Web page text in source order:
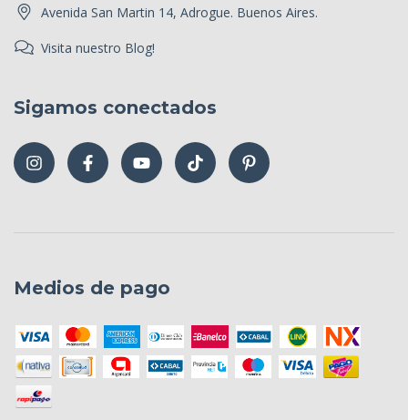
Avenida San Martin 14, Adrogue. Buenos Aires.
Visita nuestro Blog!
Sigamos conectados
Medios de pago